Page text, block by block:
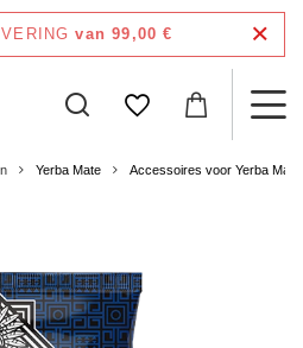
van 99,00 €
Yerba Mate Accessoires voor Yerba Mate